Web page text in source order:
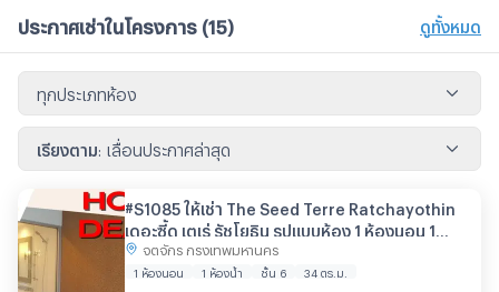
ประกาศเช่าในโครงการ (15) ดูทั้งหมด
ทุกประเภทห้อง
เรียงตาม: เลื่อนประกาศล่าสุด
#S1085 ให้เช่า The Seed Terre Ratchayothin
เดอะซี้ด เตเร่ รัชโยธิน รูปแบบห้อง 1 ห้องนอน 1
ห้องน้ำ ชั้น6 ขนาด34ตรม
จตุจักร กรุงเทพมหานคร
1 ห้องนอน 1 ห้องน้ำ ชั้น 6 34 ตร.ม.